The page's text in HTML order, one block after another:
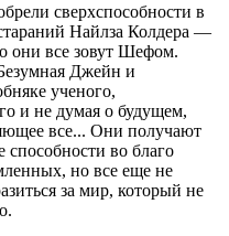
сверхспособности в
Найлза Колдера —
они все зовут Шефом.
Джейн и
ученого,
и не думая о будущем,
все... Они получают
во благо
но все еще не
за мир, который не